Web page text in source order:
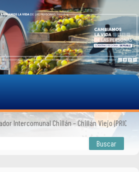
Intercomunal Chillán – Chillán Viejo (PRICH)